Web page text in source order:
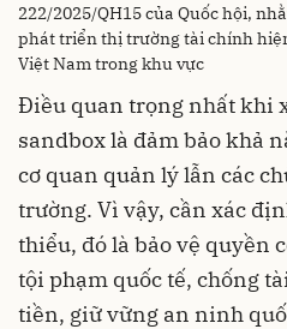
222/2025/QH15 của Quốc hội,
phát triển thị trường tài chính
Việt Nam trong khu vực
Điều quan trọng nhất khi
sandbox là đảm bảo khả
cơ quan quản lý lẫn các
trường. Vì vậy, cần xác
thiểu, đó là bảo vệ quyền
tội phạm quốc tế, chống
tiền, giữ vững an ninh